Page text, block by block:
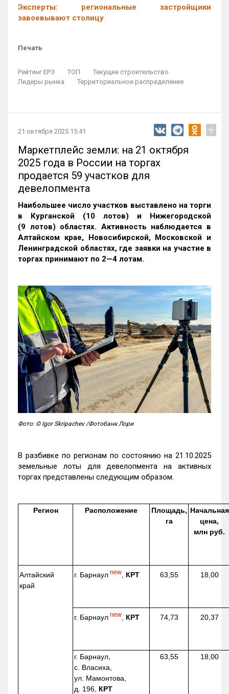
Эксперты: региональные застройщики
завоевывают столицу
Печать
Рейтинг ЕРЗ ТОП
Текущее строительство
Лидеры рынка
Территориальное распределение
21 октября 2025 15:41 +
Маркетплейс земли: на 21 октября
2025 года в России на торгах
продается 59 участков для
девелопмента
Наибольшее число участков выставлено на торги
в Курганской (10 лотов) и Нижегородской
(9 лотов) областях. Активность наблюдается в
Алтайском крае, Новосибирской, Московской и
Ленинградской областях, где заявки на участие в
торгах принимают по 2—4 лотам.
Фото: © Igor Skripachev /Фотобанк Лори
В разбивке по регионам по состоянию на 21.10.2025
земельные лоты для девелопмента на активных
торгах представлены следующим образом.
Регион Расположение
Площадь,
га
Начальная
цена,
млн руб.
Алтайский
край
г. Барнаул new КРТ 63,55 18,00
г. Барнаул new КРТ 74,73 20,37
г. Барнаул,
с. Власиха,
ул. Мамонтова,
д. 196, КРТ
63,55 18,00